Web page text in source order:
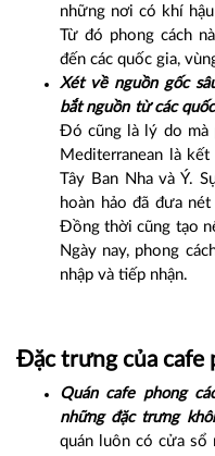
những nơi có khí
Từ đó phong cách
đến các quốc gia,
Xét về nguồn gốc
bắt nguồn từ các
Đó cũng là lý do mà
Mediterranean là
Tây Ban Nha và Ý.
hoàn hảo đã đưa
Đồng thời cũng tạo
Ngày nay, phong
nhập và tiếp nhận.
Đặc trưng của cafe
Quán cafe phong
những đặc trưng
quán luôn có cửa sổ